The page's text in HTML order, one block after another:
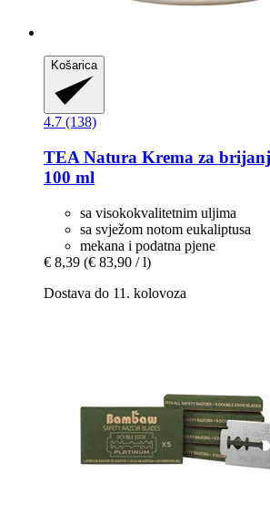
Košarica
4.7 (138)
TEA Natura Krema za
100 ml
sa visokokvalitetnim uljima
sa svježom notom eukaliptusa
mekana i podatna pjene
€ 8,39 (€ 83,90 / l)
Dostava do 11. kolovoza